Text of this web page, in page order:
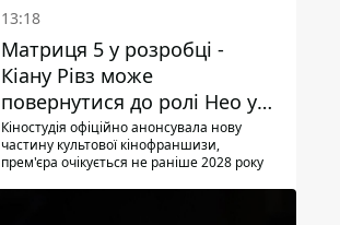
13:18
Матриця 5 у розробці -
Кіану Рівз може
повернутися до ролі Нео у
п'ятій частині
Кіностудія офіційно анонсувала нову
частину культової кінофраншизи,
прем'єра очікується не раніше 2028 року